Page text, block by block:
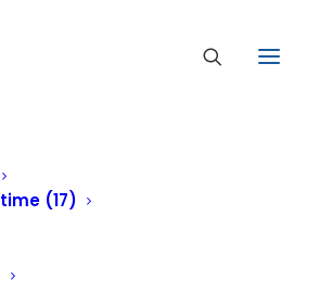
(17)